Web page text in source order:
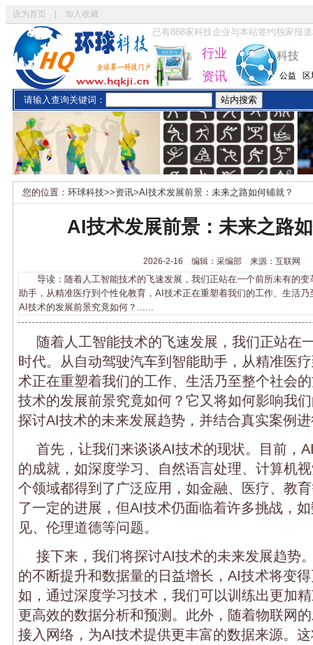
设为首页 加入收藏
已有888家科技企业与本站签约独家报
行业
资讯
科技
公益
请输入查询关键词：
您的位置： 环球科技>>资讯>AI技术发展前景：未来之路如何铺就？
AI技术发展前景：未来之路
2026-2-16 编辑：采编部 来源：互联网
导读：随着人工智能技术的飞速发展，我们正站在一个前所未有的变
助手，从精准医疗到个性化教育，AI技术正在重塑着我们的工作、生活
AI技术的发展前景究竟如何？......
随着人工智能技术的飞速发展，我们正站在
时代。从自动驾驶汽车到智能助手，从精准医
术正在重塑着我们的工作、生活乃至整个社会
技术的发展前景究竟如何？它又将如何影响我
探讨AI技术的未来发展趋势，并结合真实案例
首先，让我们来谈谈AI技术的现状。目前，
的成就，如深度学习、自然语言处理、计算机
个领域都得到了广泛应用，如金融、医疗、教
了一定的进展，但AI技术仍面临着许多挑战，
见、伦理道德等问题。
接下来，我们将探讨AI技术的未来发展趋势
的不断提升和数据量的日益增长，AI技术将变
如，通过深度学习技术，我们可以训练出更加
更高效的数据分析和预测。此外，随着物联网
接入网络，为AI技术提供更丰富的数据来源。